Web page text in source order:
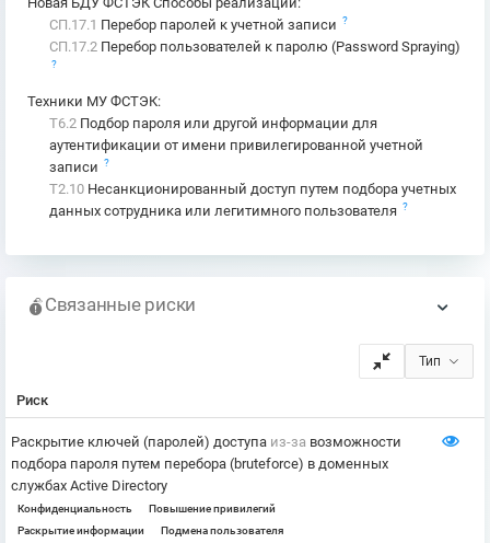
СП.17.1 Перебор паролей к учетной записи ?
СП.17.2 Перебор пользователей к паролю (Password Spraying)
?
Техники МУ ФСТЭК:
T6.2 Подбор пароля или другой информации для
аутентификации от имени привилегированной учетной
записи ?
T2.10 Несанкционированный доступ путем подбора учетных
данных сотрудника или легитимного пользователя ?
Связанные риски
Тип
Риск
Раскрытие ключей (паролей) доступа из-за возможности
подбора пароля путем перебора (bruteforce) в доменных
службах Active Directory
Конфиденциальность
Повышение привилегий
Раскрытие информации
Подмена пользователя